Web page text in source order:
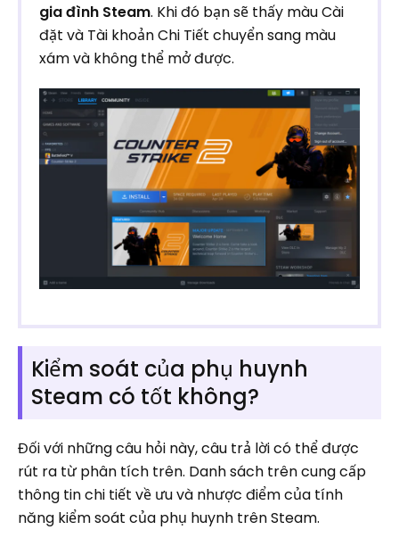
gia đình Steam. Khi đó bạn sẽ thấy màu Cài
đặt và Tài khoản Chi Tiết chuyển sang màu
xám và không thể mở được.
Kiểm soát của phụ huynh
Steam có tốt không?
Đối với những câu hỏi này, câu trả lời có thể được
rút ra từ phân tích trên. Danh sách trên cung cấp
thông tin chi tiết về ưu và nhược điểm của tính
năng kiểm soát của phụ huynh trên Steam.